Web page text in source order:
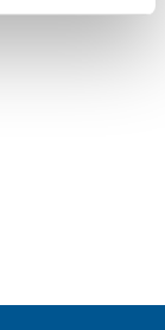
von einer